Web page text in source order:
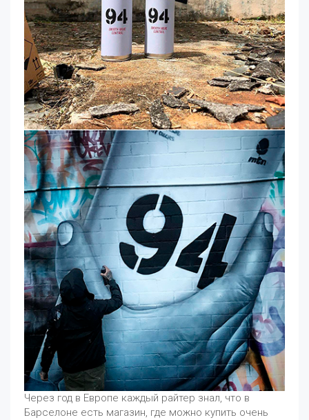
Через год в Европе каждый райтер знал, что в
Барселоне есть магазин, где можно купить очень